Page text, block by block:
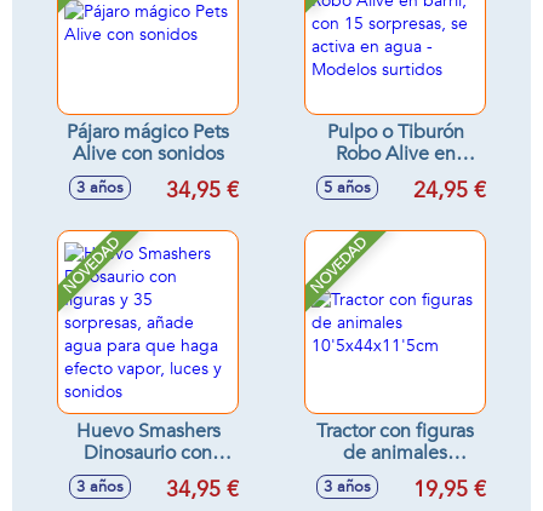
Pájaro mágico Pets
Alive con sonidos
3 años 34,95 €
Pulpo o Tiburón
Robo Alive en
barril, con 15
sorpresas, se activa
surtidos
5 años 24,95 €
NOVEDAD
Huevo Smashers
Dinosaurio con
figuras y 35
sorpresas, añade
3 años 34,95 €
NOVEDAD
Tractor con figuras
de animales
10'5x44x11'5cm
3 años 19,95 €